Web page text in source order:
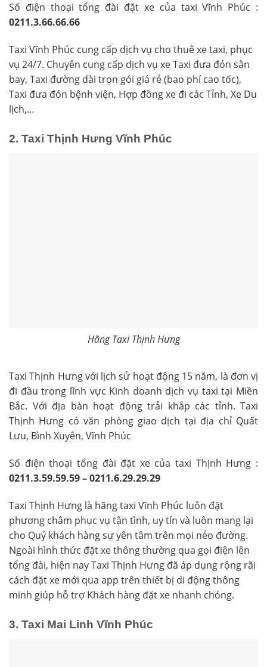
Số điện thoại tổng đài đặt xe của taxiVĩnh Phúc :
0211.3.66.66.66
Taxi Vĩnh Phúc cung cấp dịch vụ cho thuê xe taxi, phục
vụ 24/7. Chuyên cung cấp dịch vụ xe Taxi đưa đón sân
bay, Taxi đường dài trọn gói giá rẻ (bao phí cao tốc),
Taxi đưa đón bệnh viện, Hợp đồng xe đi các Tỉnh, Xe Du
lịch,…
2. Taxi Thịnh Hưng Vĩnh Phúc
Hãng Taxi Thịnh Hưng
Taxi Thịnh Hưng với lịch sử hoạt động 15 năm, là đơn vị
đi đầu trong lĩnh vực Kinh doanh dịch vụ taxi tại Miền
Bắc. Với địa bàn hoạt động trải khắp các tỉnh. Taxi
Thịnh Hưng có văn phòng giao dịch tại địa chỉ Quất
Lưu, Bình Xuyên, Vĩnh Phúc
Số điện thoại tổng đài đặt xe của taxi Thịnh Hưng :
0211.3.59.59.59 – 0211.6.29.29.29
Taxi Thịnh Hưng là hãng taxi Vĩnh Phúc luôn đặt
phương châm phục vụ tận tình, uy tín và luôn mang lại
cho Quý khách hàng sự yên tâm trên mọi nẻo đường.
Ngoài hình thức đặt xe thông thường qua gọi điện lên
tổng đài, hiện nay Taxi Thịnh Hưng đã áp dụng rộng rãi
cách đặt xe mới qua app trên thiết bị di động thông
minh giúp hỗ trợ Khách hàng đặt xe nhanh chóng.
3. Taxi Mai Linh Vĩnh Phúc